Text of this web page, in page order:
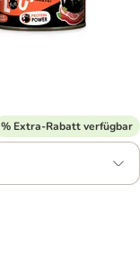
% Extra-Rabatt verfügbar